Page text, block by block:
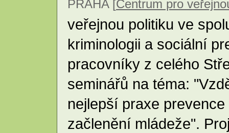
PRAHA [Centrum pro
veřejnou politiku ve
kriminologii a sociální
pracovníky z celého
seminářů na téma:
nejlepší praxe
začlenění mládeže".